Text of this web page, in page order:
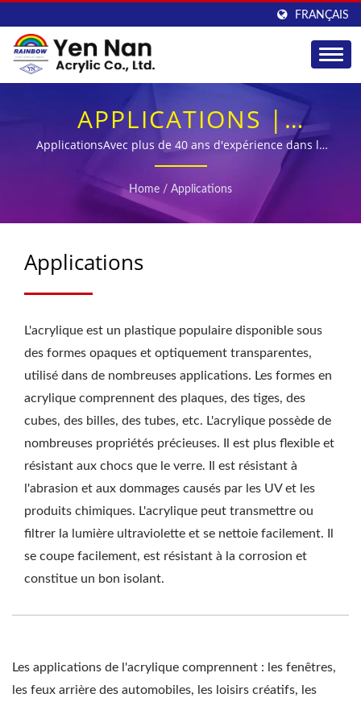
FRANÇAIS
APPLICATIONS |
FOURNITURE DE TUBES
ET TIGES ACRYLIQUES
POUR L'INDUSTRIE -
ApplicationsAvec plus de 40 ans d'expérience dans le
moulage de feuilles acryliques et un engagement
inébranlable envers le contrôle de la qualité, YEN NAN
s'est imposé comme un fabricant de feuilles acryliques
de premier plan en Asie.
Home / Applications
Applications
L'acrylique est un plastique populaire disponible sous
des formes opaques et optiquement transparentes,
utilisé dans de nombreuses applications. Les formes en
acrylique comprennent des plaques, des tiges, des
cubes, des billes, des tubes, etc. L'acrylique possède de
nombreuses propriétés précieuses. Il est plus flexible et
résistant aux chocs que le verre. Il est résistant à
l'abrasion et aux dommages causés par les UV et les
produits chimiques. L'acrylique peut transmettre ou
filtrer la lumière ultraviolette et se nettoie facilement. Il
se coupe facilement, est résistant à la corrosion et
constitue un bon isolant.
Les applications de l'acrylique comprennent : les fenêtres,
les feux arrière des automobiles, les loisirs créatifs, les